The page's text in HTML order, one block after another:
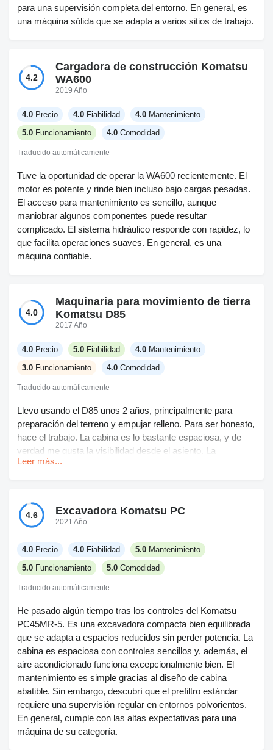
para una supervisión completa del entorno. En general, es
una máquina sólida que se adapta a varios sitios de trabajo.
4.2
Cargadora de construcción Komatsu
WA600
2019 Año
4.0 Precio 4.0 Fiabilidad 4.0 Mantenimiento
5.0 Funcionamiento 4.0 Comodidad
Traducido automáticamente
Tuve la oportunidad de operar la WA600 recientemente. El
motor es potente y rinde bien incluso bajo cargas pesadas.
El acceso para mantenimiento es sencillo, aunque
maniobrar algunos componentes puede resultar
complicado. El sistema hidráulico responde con rapidez, lo
que facilita operaciones suaves. En general, es una
máquina confiable.
4.0
Maquinaria para movimiento de tierra
Komatsu D85
2017 Año
4.0 Precio 5.0 Fiabilidad 4.0 Mantenimiento
3.0 Funcionamiento 4.0 Comodidad
Traducido automáticamente
Llevo usando el D85 unos 2 años, principalmente para
preparación del terreno y empujar relleno. Para ser honesto,
hace el trabajo. La cabina es lo bastante espaciosa, y de
verdad me gusta la visibilidad desde el asiento. La
respuesta de los hidráulicos está bien, aunque a veces los
después de un turno completo se me resienten los brazos.
El mantenimiento no está mal si respetas los intervalos,
aunque no siempre es fácil acceder a todo. El precio es alto,
pero obtienes lo que pagas (supongo).
Leer más...
4.6 Excavadora Komatsu PC
2021 Año
4.0 Precio 4.0 Fiabilidad 5.0 Mantenimiento
5.0 Funcionamiento 5.0 Comodidad
Traducido automáticamente
He pasado algún tiempo tras los controles del Komatsu
PC45MR-5. Es una excavadora compacta bien equilibrada
que se adapta a espacios reducidos sin perder potencia. La
cabina es espaciosa con controles sencillos y, además, el
aire acondicionado funciona excepcionalmente bien. El
mantenimiento es simple gracias al diseño de cabina
abatible. Sin embargo, descubrí que el prefiltro estándar
requiere una supervisión regular en entornos polvorientos.
En general, cumple con las altas expectativas para una
máquina de su categoría.